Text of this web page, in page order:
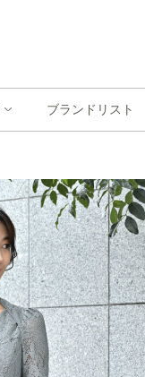
ブランドリスト